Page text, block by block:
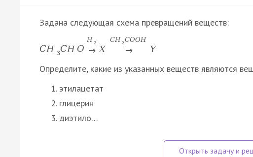
Задана следующая схема превращений веществ:
CH 3CH O
H 2
→ X
CH 3COOH
→ Y
Определите, какие из указанных веществ являются
этилацетат
глицерин
диэтило…